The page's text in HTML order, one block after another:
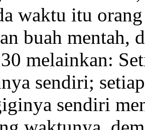
waktu itu
buah mentah,
melainkan:
sendiri;
sendiri